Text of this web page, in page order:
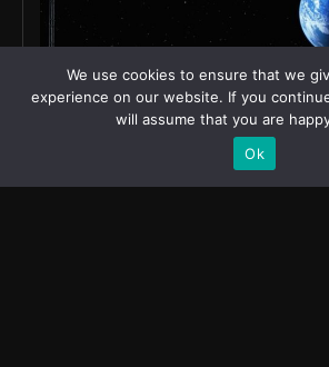
We use cookies to ensure that we
experience on our website. If you
will assume that you are
Ok